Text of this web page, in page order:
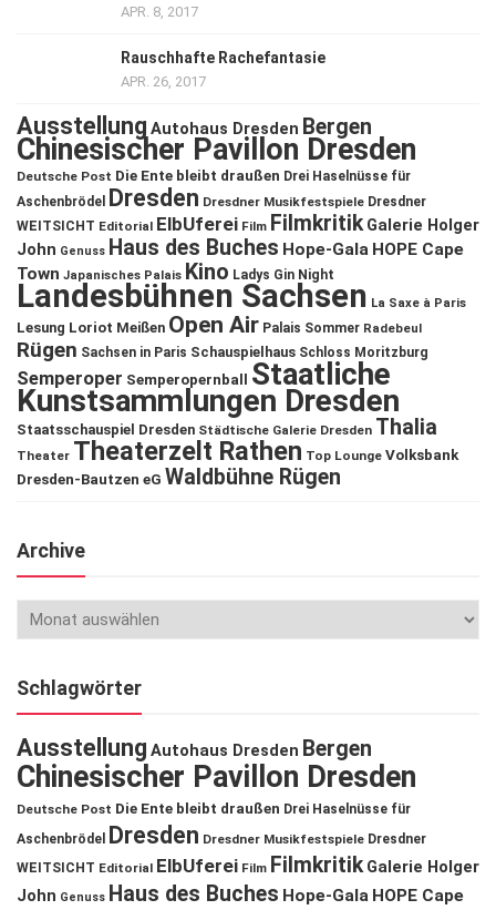
APR. 8, 2017
Rauschhafte Rachefantasie
APR. 26, 2017
Ausstellung Autohaus Dresden Bergen
Chinesischer Pavillon Dresden
Deutsche Post Die Ente bleibt draußen Drei Haselnüsse für
Aschenbrödel
Dresden Dresdner Musikfestspiele Dresdner
WEITSICHT Editorial ElbUferei Film Filmkritik Galerie Holger
John Genuss Haus des Buches Hope-Gala HOPE Cape
Town Japanisches Palais Kino Ladys Gin Night
Landesbühnen Sachsen La Saxe à Paris
Lesung Loriot Meißen Open Air Palais Sommer Radebeul
Rügen Sachsen in Paris Schauspielhaus Schloss Moritzburg
Semperoper Semperopernball Staatliche
Kunstsammlungen Dresden
Staatsschauspiel Dresden Städtische Galerie Dresden Thalia
Theater Theaterzelt Rathen Top Lounge Volksbank
Dresden-Bautzen eG Waldbühne Rügen
Archive
Schlagwörter
Ausstellung Autohaus Dresden Bergen
Chinesischer Pavillon Dresden
Deutsche Post Die Ente bleibt draußen Drei Haselnüsse für
Aschenbrödel
Dresden Dresdner Musikfestspiele Dresdner
WEITSICHT Editorial ElbUferei Film Filmkritik Galerie Holger
John Genuss Haus des Buches Hope-Gala HOPE Cape